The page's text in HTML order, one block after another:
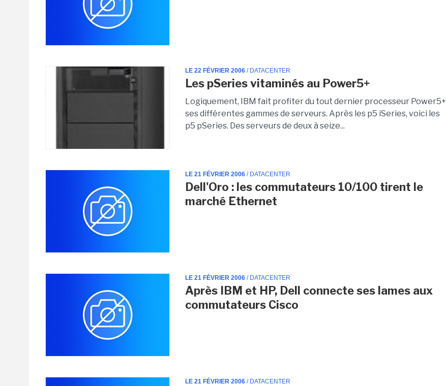
LE 22 FÉVRIER 2006 / DATACENTER
Les pSeries vitaminés au Power5+
Logiquement, IBM fait profiter du tout dernier processeur Power5+
ses différentes gammes de serveurs. Après les p5 iSeries, voici les
p5 pSeries. Des serveurs de deux à seize...
LE 21 FÉVRIER 2006 / DATACENTER
Dell'Oro : les commutateurs 10/100 tirent le
marché Ethernet
LE 21 FÉVRIER 2006 / DATACENTER
Après IBM et HP, Dell connecte ses lames aux
commutateurs Cisco
LE 21 FÉVRIER 2006 / DATACENTER